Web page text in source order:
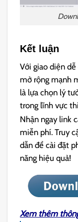
Kết luận
Với giao diện
mở rộng mạnh
là lựa chọn lý
trong lĩnh vực
Nhận ngay link
miễn phí. Truy
dẫn để cài đặt
năng hiệu quả!
Xem thêm